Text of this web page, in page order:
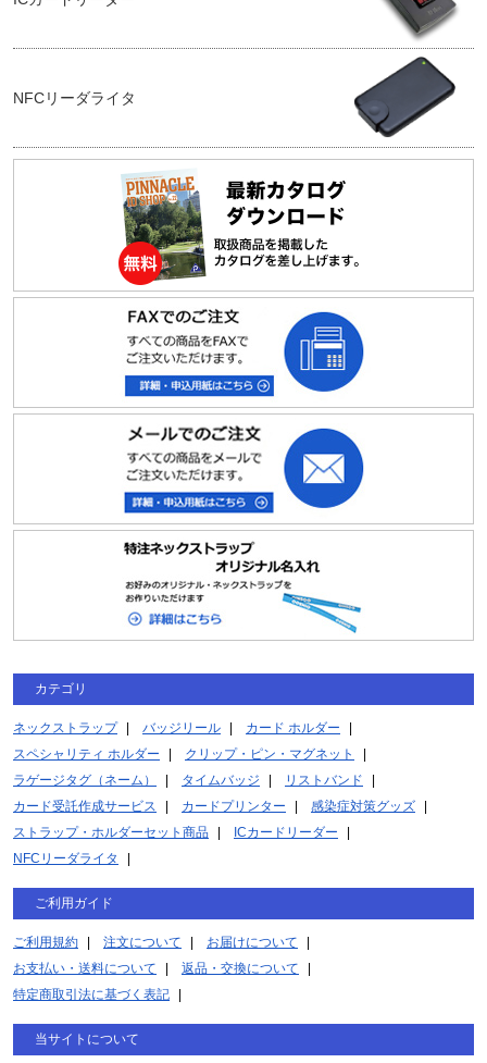
NFCリーダライタ
カテゴリ
ネックストラップ バッジリール
カード ホルダー
スペシャリティ ホルダー
クリップ・ピン・マグネット
ラゲージタグ（ネーム）
タイムバッジ
リストバンド
カード受託作成サービス
カードプリンター
感染症対策グッズ
ストラップ・ホルダーセット商品
ICカードリーダー
NFCリーダライタ
ご利用ガイド
ご利用規約 注文について
お届けについて
お支払い・送料について
返品・交換について
特定商取引法に基づく表記
当サイトについて